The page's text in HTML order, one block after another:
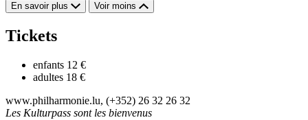
En savoir plus Voir moins
Tickets
enfants 12 €
adultes 18 €
www.philharmonie.lu, (+352) 26 32 26 32
Les Kulturpass sont les bienvenus